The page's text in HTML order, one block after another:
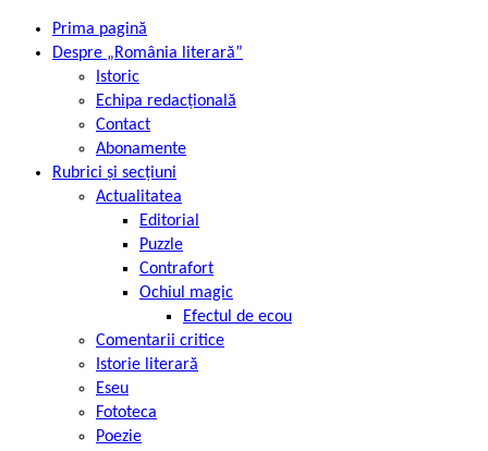
Prima pagină
Despre „România literară”
Istoric
Echipa redacțională
Contact
Abonamente
Rubrici și secțiuni
Actualitatea
Editorial
Puzzle
Contrafort
Ochiul magic
Efectul de ecou
Comentarii critice
Istorie literară
Eseu
Fototeca
Poezie